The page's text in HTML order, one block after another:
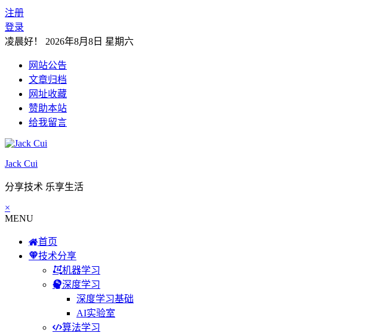
注册
登录
凌晨好！ 2026年8月8日 星期六
网站公告
文章归档
网址收藏
赞助本站
给我留言
Jack Cui
分享技术 乐享生活
×
MENU
首页
技术分享
机器学习
深度学习
深度学习基础
AI实验室
算法学习